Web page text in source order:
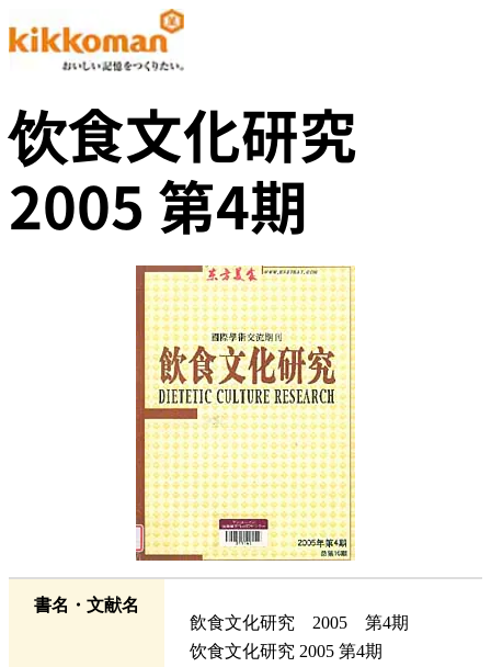
饮食文化研究
2005 第4期
書名・文献名
飲食文化研究 2005 第4期
饮食文化研究 2005 第4期